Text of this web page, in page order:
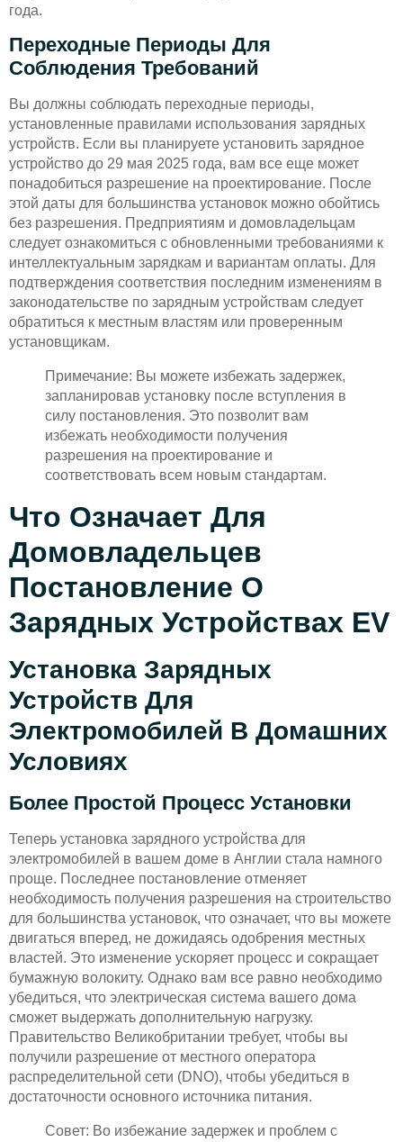
года.
Переходные Периоды Для
Соблюдения Требований
Вы должны соблюдать переходные периоды,
установленные правилами использования зарядных
устройств. Если вы планируете установить зарядное
устройство до 29 мая 2025 года, вам все еще может
понадобиться разрешение на проектирование. После
этой даты для большинства установок можно обойтись
без разрешения. Предприятиям и домовладельцам
следует ознакомиться с обновленными требованиями к
интеллектуальным зарядкам и вариантам оплаты. Для
подтверждения соответствия последним изменениям в
законодательстве по зарядным устройствам следует
обратиться к местным властям или проверенным
установщикам.
Примечание: Вы можете избежать задержек,
запланировав установку после вступления в
силу постановления. Это позволит вам
избежать необходимости получения
разрешения на проектирование и
соответствовать всем новым стандартам.
Что Означает Для
Домовладельцев
Постановление О
Зарядных Устройствах EV
Установка Зарядных
Устройств Для
Электромобилей В Домашних
Условиях
Более Простой Процесс Установки
Теперь установка зарядного устройства для
электромобилей в вашем доме в Англии стала намного
проще. Последнее постановление отменяет
необходимость получения разрешения на строительство
для большинства установок, что означает, что вы можете
двигаться вперед, не дожидаясь одобрения местных
властей. Это изменение ускоряет процесс и сокращает
бумажную волокиту. Однако вам все равно необходимо
убедиться, что электрическая система вашего дома
сможет выдержать дополнительную нагрузку.
Правительство Великобритании требует, чтобы вы
получили разрешение от местного оператора
распределительной сети (DNO), чтобы убедиться в
достаточности основного источника питания.
Совет: Во избежание задержек и проблем с